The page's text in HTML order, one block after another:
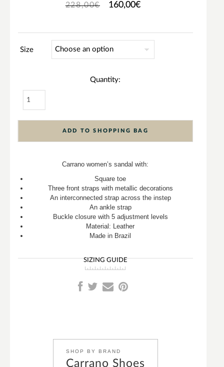
228,00€ 160,00€
Size
Quantity:
ADD TO SHOPPING BAG
Carrano women’s sandal with:
Square toe
Three front straps with metallic decorations
An interconnected strap across the instep
An ankle strap
Buckle closure with 5 adjustment levels
Material: Leather
Made in Brazil
SIZING GUIDE
SHOP BY BRAND
Carrano Shoes